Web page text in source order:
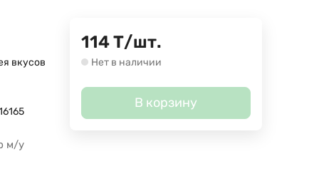
вкусов
м/у
114Т/шт.
Нет в наличии
В корзину